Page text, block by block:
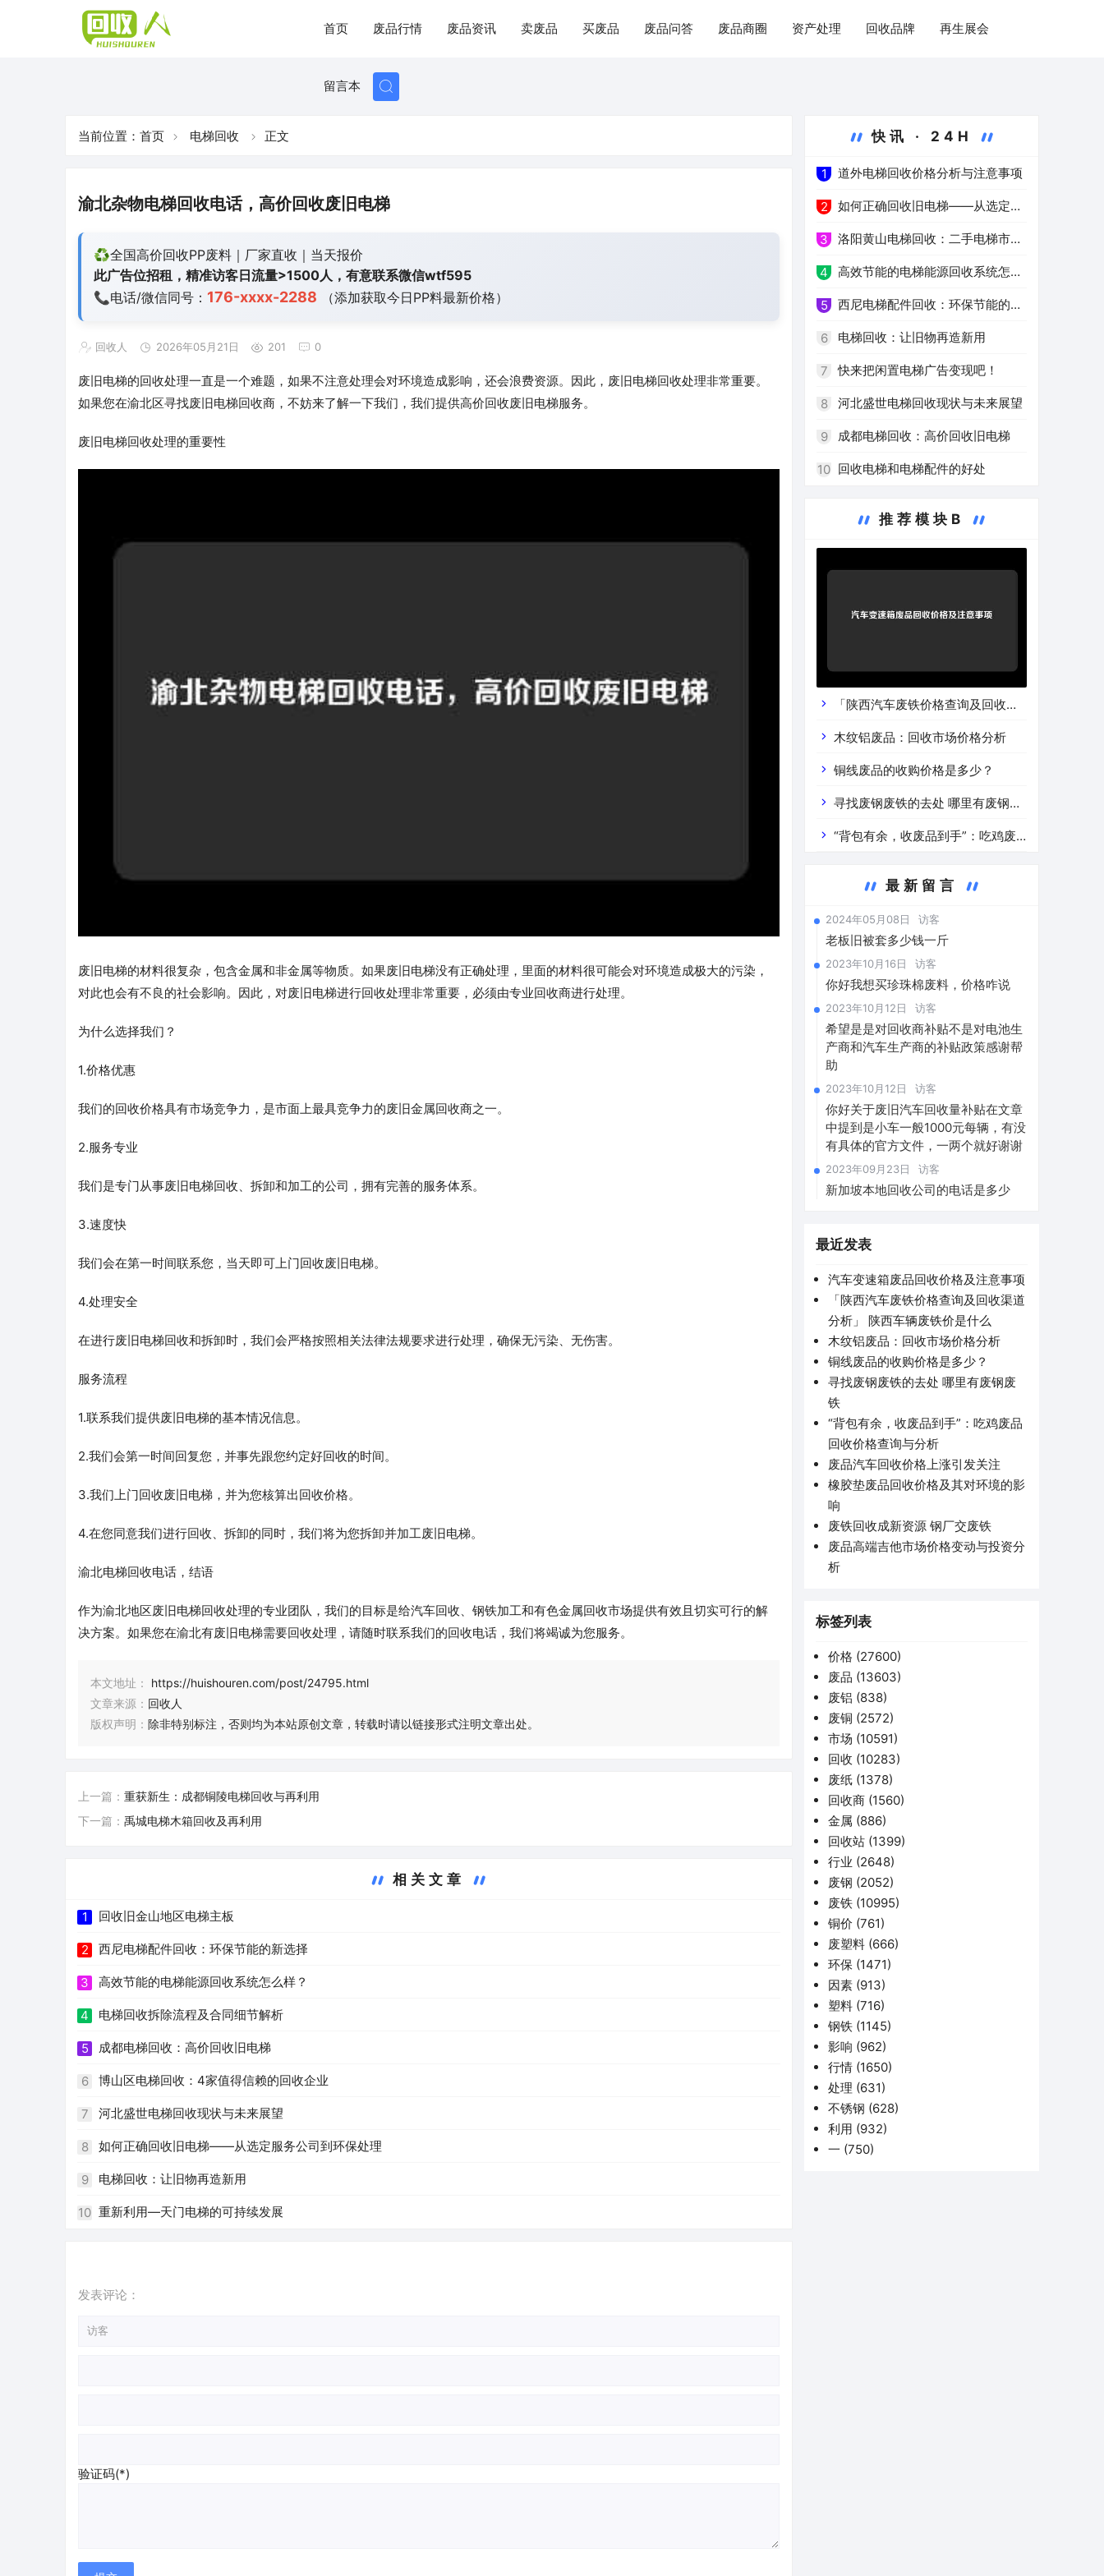
首页 废品行情 废品资讯 卖废品 买废品 废品问答 废品商圈 资产处理 回收品牌 再生展会
留言本
当前位置： 首页 电梯回收 正文
渝北杂物电梯回收电话，高价回收废旧电梯
♻️全国高价回收PP废料｜厂家直收｜当天报价
此广告位招租，精准访客日流量>1500人，有意联系微信wtf595
📞电话/微信同号： 176-xxxx-2288 （添加获取今日PP料最新价格）
回收人 2026年05月21日 201 0
废旧电梯的回收处理一直是一个难题，如果不注意处理会对环境造成影响，还会浪费资源。因此，废旧电梯回收处理非常重要。
如果您在渝北区寻找废旧电梯回收商，不妨来了解一下我们，我们提供高价回收废旧电梯服务。
废旧电梯回收处理的重要性
废旧电梯的材料很复杂，包含金属和非金属等物质。如果废旧电梯没有正确处理，里面的材料很可能会对环境造成极大的污染，
对此也会有不良的社会影响。因此，对废旧电梯进行回收处理非常重要，必须由专业回收商进行处理。
为什么选择我们？
1.价格优惠
我们的回收价格具有市场竞争力，是市面上最具竞争力的废旧金属回收商之一。
2.服务专业
我们是专门从事废旧电梯回收、拆卸和加工的公司，拥有完善的服务体系。
3.速度快
我们会在第一时间联系您，当天即可上门回收废旧电梯。
4.处理安全
在进行废旧电梯回收和拆卸时，我们会严格按照相关法律法规要求进行处理，确保无污染、无伤害。
服务流程
1.联系我们提供废旧电梯的基本情况信息。
2.我们会第一时间回复您，并事先跟您约定好回收的时间。
3.我们上门回收废旧电梯，并为您核算出回收价格。
4.在您同意我们进行回收、拆卸的同时，我们将为您拆卸并加工废旧电梯。
渝北电梯回收电话，结语
作为渝北地区废旧电梯回收处理的专业团队，我们的目标是给汽车回收、钢铁加工和有色金属回收市场提供有效且切实可行的解
决方案。如果您在渝北有废旧电梯需要回收处理，请随时联系我们的回收电话，我们将竭诚为您服务。
本文地址：
https://huishouren.com/post/24795.html
文章来源： 回收人
版权声明： 除非特别标注，否则均为本站原创文章，转载时请以链接形式注明文章出处。
上一篇： 重获新生：成都铜陵电梯回收与再利用
下一篇： 禹城电梯木箱回收及再利用
相关文章
1 回收旧金山地区电梯主板
2 西尼电梯配件回收：环保节能的新选择
3 高效节能的电梯能源回收系统怎么样？
4 电梯回收拆除流程及合同细节解析
5 成都电梯回收：高价回收旧电梯
6 博山区电梯回收：4家值得信赖的回收企业
7 河北盛世电梯回收现状与未来展望
8 如何正确回收旧电梯——从选定服务公司到环保处理
9 电梯回收：让旧物再造新用
10 重新利用—天门电梯的可持续发展
发表评论：
验证码(*)
快讯 · 24H
1 道外电梯回收价格分析与注意事项
2 如何正确回收旧电梯——从选定服
务公司到环保处理
3 洛阳黄山电梯回收：二手电梯市场
的新热点
4 高效节能的电梯能源回收系统怎么
样？
5 西尼电梯配件回收：环保节能的新
选择
6 电梯回收：让旧物再造新用
7 快来把闲置电梯广告变现吧！
8 河北盛世电梯回收现状与未来展望
9 成都电梯回收：高价回收旧电梯
10 回收电梯和电梯配件的好处
推荐模块B
「陕西汽车废铁价格查询及回收渠
道分析」 陕西车辆废铁价是什么
木纹铝废品：回收市场价格分析
铜线废品的收购价格是多少？
寻找废钢废铁的去处 哪里有废钢废
铁 “背包有余，收废品到手”：吃鸡废
最新留言
2024年05月08日 访客
老板旧被套多少钱一斤
2023年10月16日 访客
你好我想买珍珠棉废料，价格咋说
2023年10月12日 访客
希望是是对回收商补贴不是对电池生
产商和汽车生产商的补贴政策感谢帮
助
2023年10月12日 访客
你好关于废旧汽车回收量补贴在文章
中提到是小车一般1000元每辆，有没
有具体的官方文件，一两个就好谢谢
2023年09月23日 访客
新加坡本地回收公司的电话是多少
最近发表
汽车变速箱废品回收价格及注意事项
「陕西汽车废铁价格查询及回收渠道
分析」 陕西车辆废铁价是什么
木纹铝废品：回收市场价格分析
铜线废品的收购价格是多少？
寻找废钢废铁的去处 哪里有废钢废
铁
“背包有余，收废品到手”：吃鸡废品
回收价格查询与分析
废品汽车回收价格上涨引发关注
橡胶垫废品回收价格及其对环境的影
响
废铁回收成新资源 钢厂交废铁
废品高端吉他市场价格变动与投资分
析
标签列表
价格 (27600)
废品 (13603)
废铝 (838)
废铜 (2572)
市场 (10591)
回收 (10283)
废纸 (1378)
回收商 (1560)
金属 (886)
回收站 (1399)
行业 (2648)
废钢 (2052)
废铁 (10995)
铜价 (761)
废塑料 (666)
环保 (1471)
因素 (913)
塑料 (716)
钢铁 (1145)
影响 (962)
行情 (1650)
处理 (631)
不锈钢 (628)
利用 (932)
一 (750)